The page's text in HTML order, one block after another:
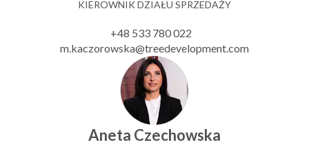
KIEROWNIK DZIAŁU SPRZEDAŻY
+48 533 780 022
m.kaczorowska@treedevelopment.com
Aneta Czechowska